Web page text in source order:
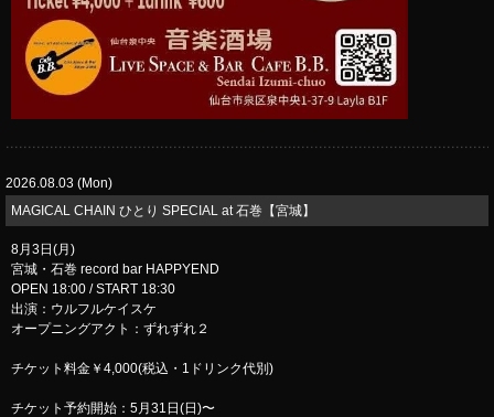
2026.08.03 (Mon)
MAGICAL CHAIN ひとり SPECIAL at 石巻【宮城】
8月3日(月)
宮城・石巻 record bar HAPPYEND
OPEN 18:00 / START 18:30
出演：ウルフルケイスケ
オープニングアクト：ずれずれ２
チケット料金￥4,000(税込・1ドリンク代別)
チケット予約開始：5月31日(日)〜